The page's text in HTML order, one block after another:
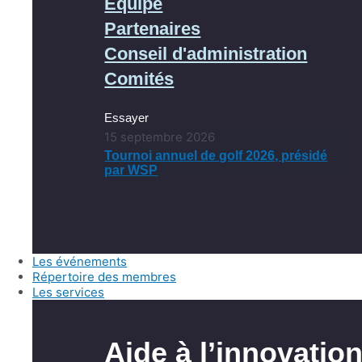
Partenaires
Conseil d'administration
Comités
Essayer
15 septembre 2026
Tournoi annuel de golf 2026, présidé
par WSP
Les événements
Répertoire des membres
Les services
Aide à